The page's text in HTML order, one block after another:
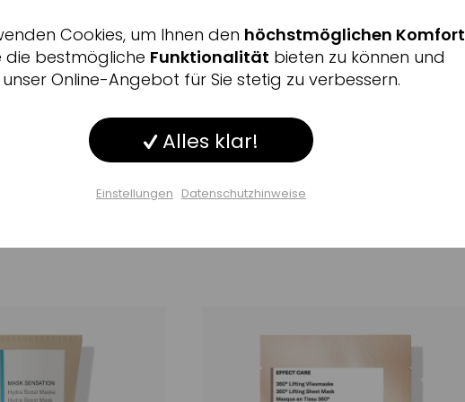
Cleansing
Maske für
Mask Performance Calming
Maske
sensible, empfindliche Haut
Inaktiv
Inaktiv
Cookies, um Ihnen den höchstmöglichen Komfort
die bestmögliche Funktionalität bieten zu können und
unser Online-Angebot für Sie stetig zu verbessern.
Alles klar!
Einstellungen Datenschutzhinweise